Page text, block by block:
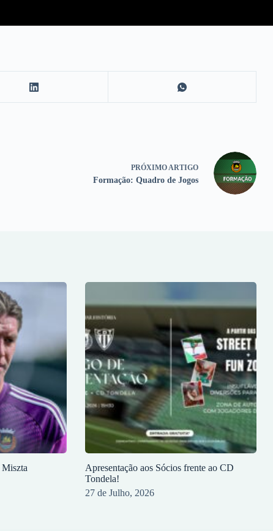
PRÓXIMO ARTIGO
Formação: Quadro de Jogos
Apresentação aos Sócios frente ao CD
Tondela!
27 de Julho, 2026